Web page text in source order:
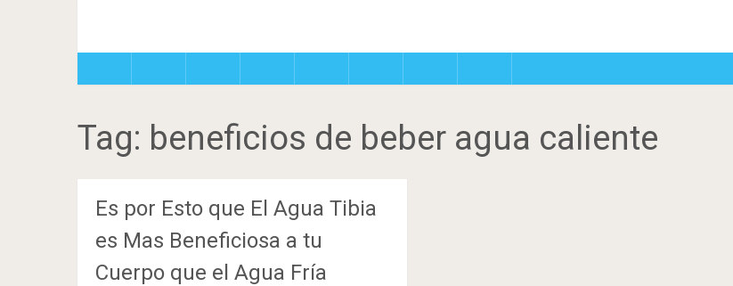
Tag: beneficios de beber agua caliente
Es por Esto que El Agua Tibia
es Mas Beneficiosa a tu
Cuerpo que el Agua Fría